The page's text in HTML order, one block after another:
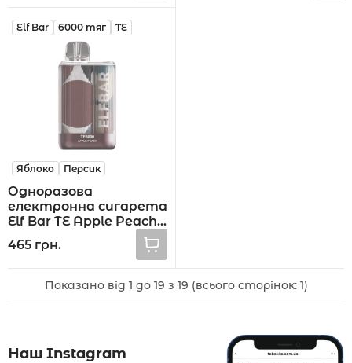
Elf Bar 6000 тяг TE
Яблоко Персик
Одноразова
електронна сигарета
Elf Bar TE Apple Peach
6000 тяг
465 грн.
Показано від 1 до 19 з 19 (всього сторінок: 1)
Наш Instagram